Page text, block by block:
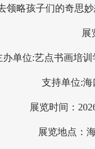
领略孩子们的奇思
展
位:艺点书画培训
支持单位:海
展览时间：2026
展览地点：海